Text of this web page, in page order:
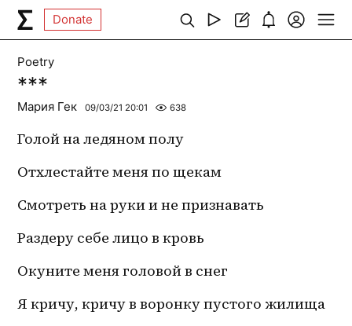
Donate
Poetry
***
Мария Гек 09/03/21 20:01 638
Голой на ледяном полу
Отхлестайте меня по щекам
Смотреть на руки и не признавать
Раздеру себе лицо в кровь
Окуните меня головой в снег
Я кричу, кричу в воронку пустого жилища